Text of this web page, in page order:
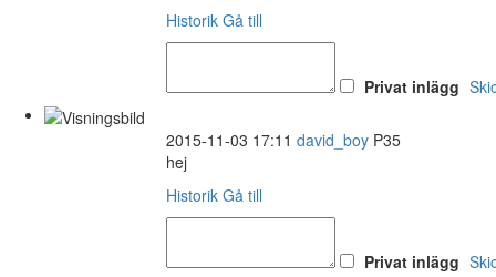
Historik Gå till
Privat inlägg
2015-11-03 17:11 david_boy P35
hej
Historik Gå till
Privat inlägg